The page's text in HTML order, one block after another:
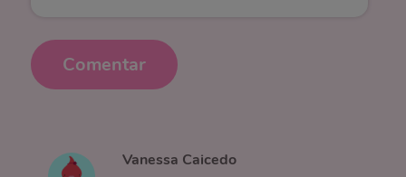
Comentar
Vanessa Caicedo